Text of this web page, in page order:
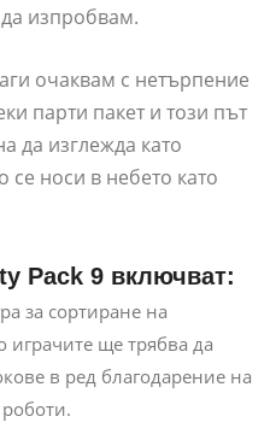
изпробвам.
очаквам с нетърпение
парти пакет и този път
да изглежда като
се носи в небето като
Pack 9 включват:
за сортиране на
ще трябва да
в ред благодарение на